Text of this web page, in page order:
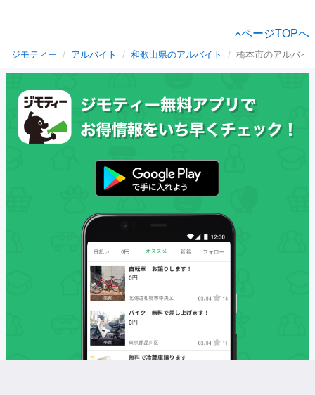
ページTOPへ
ジモティー アルバイト 和歌山県のアルバイト 橋本市のアルバイ